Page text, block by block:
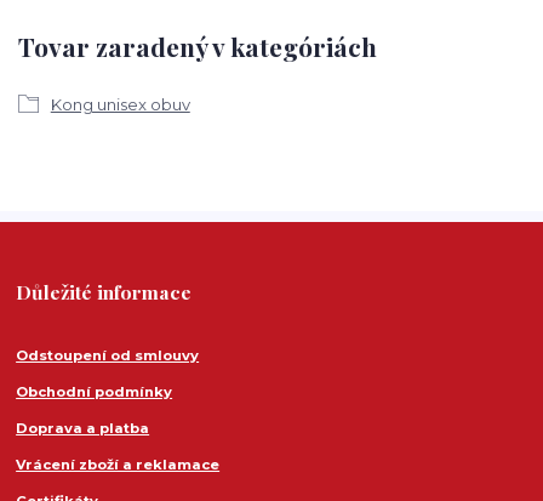
Tovar zaradený v kategóriách
Kong unisex obuv
Důležité informace
Odstoupení od smlouvy
Obchodní podmínky
Doprava a platba
Vrácení zboží a reklamace